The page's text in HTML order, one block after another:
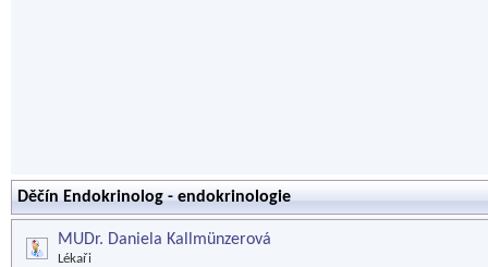
Děčín Endokrinolog - endokrinologie
MUDr. Daniela Kallmünzerová
Lékaři